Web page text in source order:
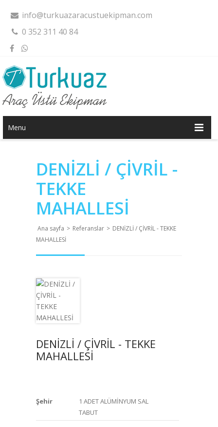
info@turkuazaracustuekipman.com
0 352 311 40 84
Menu
DENİZLİ / ÇİVRİL -
TEKKE
MAHALLESİ
Ana sayfa > Referanslar > DENİZLİ / ÇİVRİL - TEKKE
MAHALLESİ
DENİZLİ / ÇİVRİL - TEKKE
MAHALLESİ
Şehir
1 ADET ALÜMİNYUM SAL
TABUT